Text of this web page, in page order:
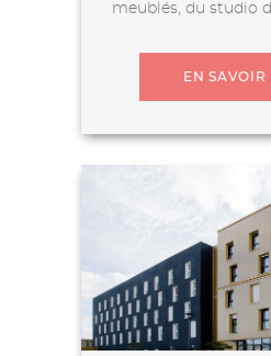
meublés, du studio
EN SAVOIR